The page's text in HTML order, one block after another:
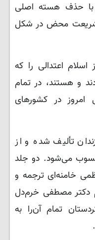
با حذف هسته اصلی
شریعت محض در شکل
اسلام اعتدالی را که
و هستند، در تمام
در کشورهای
تألیف شده و از
می‌شود. دو جلد
خامنه‌ای ترجمه و
دکتر مصطفی خرم‌دل
تمام آن‌را به